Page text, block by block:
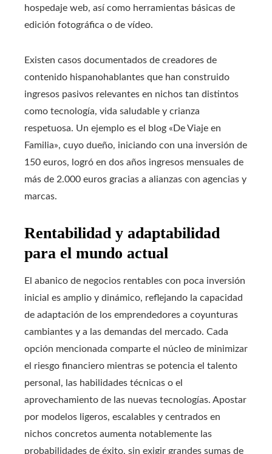
hospedaje web, así como herramientas básicas de
edición fotográfica o de vídeo.
Existen casos documentados de creadores de
contenido hispanohablantes que han construido
ingresos pasivos relevantes en nichos tan distintos
como tecnología, vida saludable y crianza
respetuosa. Un ejemplo es el blog «De Viaje en
Familia», cuyo dueño, iniciando con una inversión de
150 euros, logró en dos años ingresos mensuales de
más de 2.000 euros gracias a alianzas con agencias y
marcas.
Rentabilidad y adaptabilidad
para el mundo actual
El abanico de negocios rentables con poca inversión
inicial es amplio y dinámico, reflejando la capacidad
de adaptación de los emprendedores a coyunturas
cambiantes y a las demandas del mercado. Cada
opción mencionada comparte el núcleo de minimizar
el riesgo financiero mientras se potencia el talento
personal, las habilidades técnicas o el
aprovechamiento de las nuevas tecnologías. Apostar
por modelos ligeros, escalables y centrados en
nichos concretos aumenta notablemente las
probabilidades de éxito, sin exigir grandes sumas de